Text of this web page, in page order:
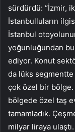
sürdürdü: “İzmir,
İstanbulluların
İstanbul
yoğunluğundan
ediyor. Konut
da lüks segmentte
çok özel bir bölge.
bölgede özel taş
tamamladık.
milyar liraya